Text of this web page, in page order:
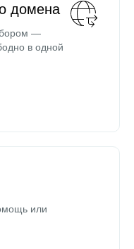
домена
—
в одной
или